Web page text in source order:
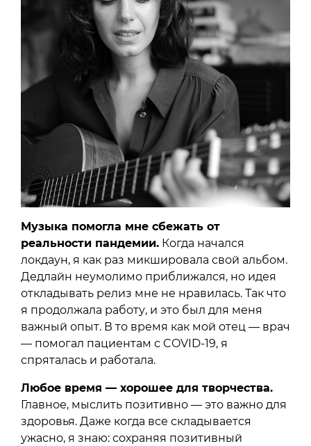
Музыка помогла мне сбежать от
реальности пандемии. Когда начался
локдаун, я как раз микшировала свой альбом.
Дедлайн неумолимо приближался, но идея
откладывать релиз мне не нравилась. Так что
я продолжала работу, и это был для меня
важный опыт. В то время как мой отец — врач
— помогал пациентам с COVID-19, я
спряталась и работала.
Любое время — хорошее для творчества.
Главное, мыслить позитивно — это важно для
здоровья. Даже когда все складывается
ужасно, я знаю: сохраняя позитивный